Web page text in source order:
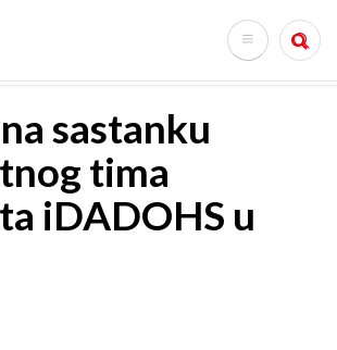
Search
sastanku
tima
iDADOHS u